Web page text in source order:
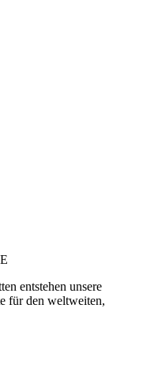
entstehen unsere
für den weltweiten,